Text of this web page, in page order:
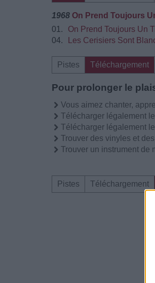
1968 On Prend Toujours
01.
On Prend Toujours Un
04.
Les Cerisiers Sont
Pistes Téléchargement
Pour prolonger le
Vous aimez chanter,
Télécharger légalement
Télécharger légalement
Trouver des vinyles et
Trouver un instrument de
Pistes Téléchargement